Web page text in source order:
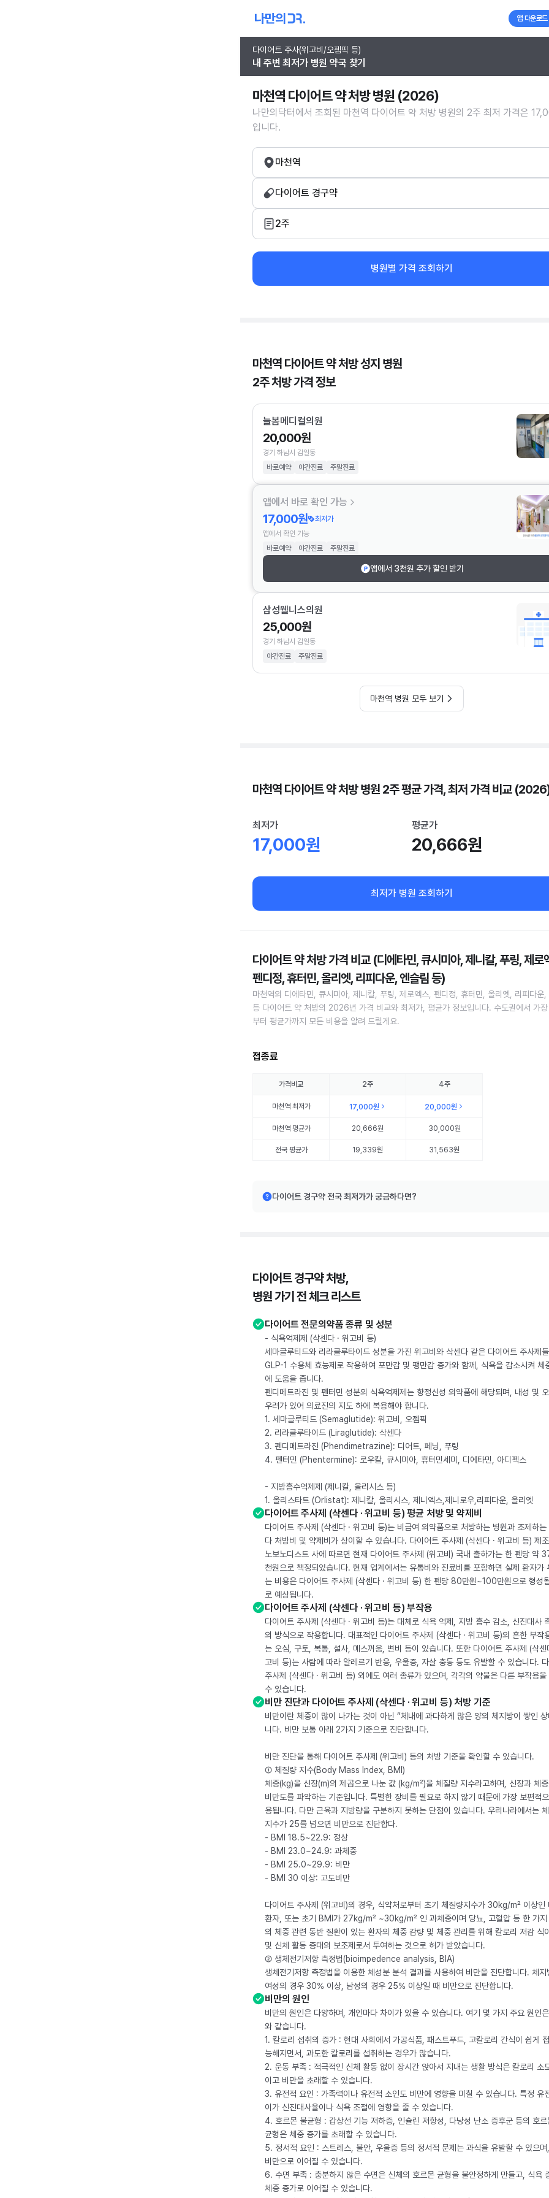
앱 다운로드
다이어트 주사(위고비/오젬픽 등)
내 주변 최저가 병원 약국 찾기
마천역 다이어트 약 처방 병원 (2026)
나만의닥터에서 조회된 마천역 다이어트 약 처방 병원의 2주 최저 가격은
입니다.
마천역
다이어트 경구약
2주
병원별 가격 조회하기
마천역 다이어트 약 처방 성지 병원
2주 처방 가격 정보
늘봄메디컬의원
20,000원
경기 하남시 감일동
바로예약
야간진료 주말진료
앱에서 바로 확인 가능
17,000원
최저가
앱에서 확인 가능
바로예약
야간진료 주말진료
앱에서 3천원 추가 할인 받기
삼성웰니스의원
25,000원
경기 하남시 감일동
야간진료
주말진료
마천역 병원 모두 보기
마천역 다이어트 약 처방 병원 2주 평균 가격, 최저 가격 비교
최저가
17,000원
평균가
20,666원
최저가 병원 조회하기
다이어트 약 처방 가격 비교 (디에타민, 큐시미아, 제니칼, 푸링, 제로
펜디정, 휴터민, 올리엣, 리피다운, 엔슬림 등)
마천역의 디에타민, 큐시미아, 제니칼, 푸링, 제로엑스, 펜디정, 휴터민, 올리엣, 리피다운,
등 다이어트 약 처방의 2026년 가격 비교와 최저가, 평균가 정보입니다. 수도권에서 가
부터 평균가까지 모든 비용을 알려 드릴게요.
접종료
가격비교 2주 4주
마천역최저가 17,000원 20,000원
마천역평균가 20,666원 30,000원
전국 평균가 19,339원 31,563원
다이어트 경구약 전국 최저가가 궁금하다면?
다이어트 경구약 처방,
병원 가기 전 체크 리스트
다이어트 전문의약품 종류 및 성분
- 식욕억제제 (삭센다 · 위고비 등)
세마글루티드와 리라클루타이드 성분을 가진 위고비와 삭센다 같은 다이어트 주사제
GLP-1 수용체 효능제로 작용하여 포만감 및 팽만감 증가와 함께, 식욕을 감소시켜 체
에 도움을 줍니다.
펜디메트라진 및 펜터민 성분의 식욕억제제는 향정신성 의약품에 해당되며, 내성 및
우려가 있어 의료진의 지도 하에 복용해야 합니다.
1. 세마글루티드 (Semaglutide): 위고비, 오젬픽
2. 리라클루타이드 (Liraglutide): 삭센다
3. 펜디메트라진 (Phendimetrazine): 디어트, 페닝, 푸링
4. 펜터민 (Phentermine): 로우칼, 큐시미아, 휴터민세미, 디에타민, 아디펙스
- 지방흡수억제제 (제니칼, 올리시스 등)
1. 올리스타트 (Orlistat): 제니칼, 올리시스, 제니엑스,제니로우,리피다운, 올리엣
다이어트 주사제 (삭센다 · 위고비 등) 평균 처방 및 약제비
다이어트 주사제 (삭센다 · 위고비 등)는 비급여 의약품으로 처방하는 병원과 조제하는
다 처방비 및 약제비가 상이할 수 있습니다. 다이어트 주사제 (삭센다 · 위고비 등) 제
노보노디스트 사에 따르면 현재 다이어트 주사제 (위고비) 국내 출하가는 한 펜당 약
천원으로 책정되었습니다. 현재 업계에서는 유통비와 진료비를 포함하면 실제 환자가
는 비용은 다이어트 주사제 (삭센다 · 위고비 등) 한 펜당 80만원~100만원으로 형성
로 예상됩니다.
다이어트 주사제 (삭센다 · 위고비 등) 부작용
다이어트 주사제 (삭센다 · 위고비 등)는 대체로 식욕 억제, 지방 흡수 감소, 신진대사
의 방식으로 작용합니다. 대표적인 다이어트 주사제 (삭센다 · 위고비 등)의 흔한 부작
는 오심, 구토, 복통, 설사, 메스꺼움, 변비 등이 있습니다. 또한 다이어트 주사제 (삭센
고비 등)는 사람에 따라 알레르기 반응, 우울증, 자살 충동 등도 유발할 수 있습니다.
주사제 (삭센다 · 위고비 등) 외에도 여러 종류가 있으며, 각각의 약물은 다른 부작용을
수 있습니다.
비만 진단과 다이어트 주사제 (삭센다 · 위고비 등) 처방 기준
비만이란 체중이 많이 나가는 것이 아닌 “체내에 과다하게 많은 양의 체지방이 쌓인
니다. 비만 보통 아래 2가지 기준으로 진단합니다.
비만 진단을 통해 다이어트 주사제 (위고비) 등의 처방 기준을 확인할 수 있습니다.
① 체질량 지수(Body Mass Index, BMI)
체중(kg)을 신장(m)의 제곱으로 나눈 값 (kg/m²)을 체질량 지수라고하며, 신장과 체
비만도를 파악하는 기준입니다. 특별한 장비를 필요로 하지 않기 때문에 가장 보편적
용됩니다. 다만 근육과 지방량을 구분하지 못하는 단점이 있습니다. 우리나라에서는
지수가 25를 넘으면 비만으로 진단합다.
- BMI 18.5~22.9: 정상
- BMI 23.0~24.9: 과체중
- BMI 25.0~29.9: 비만
- BMI 30 이상: 고도비만
다이어트 주사제 (위고비)의 경우, 식약처로부터 초기 체질량지수가 30kg/m² 이상인
환자, 또는 초기 BMI가 27kg/m² ~30kg/m² 인 과체중이며 당뇨, 고혈압 등 한 가지
의 체중 관련 동반 질환이 있는 환자의 체중 감량 및 체중 관리를 위해 칼로리 저감 식
및 신체 활동 증대의 보조제로서 투여하는 것으로 허가 받았습니다.
② 생체전기저항 측정법(bioimpedence analysis, BIA)
생체전기저항 측정법을 이용한 체성분 분석 결과를 사용하여 비만을 진단합니다. 체지
여성의 경우 30% 이상, 남성의 경우 25% 이상일 때 비만으로 진단합니다.
비만의 원인
비만의 원인은 다양하며, 개인마다 차이가 있을 수 있습니다. 여기 몇 가지 주요 원인
와 같습니다.
1. 칼로리 섭취의 증가 : 현대 사회에서 가공식품, 패스트푸드, 고칼로리 간식이 쉽게
능해지면서, 과도한 칼로리를 섭취하는 경우가 많습니다.
2. 운동 부족 : 적극적인 신체 활동 없이 장시간 앉아서 지내는 생활 방식은 칼로리 소
이고 비만을 초래할 수 있습니다.
3. 유전적 요인 : 가족력이나 유전적 소인도 비만에 영향을 미칠 수 있습니다. 특정 유
이가 신진대사율이나 식욕 조절에 영향을 줄 수 있습니다.
4. 호르몬 불균형 : 갑상선 기능 저하증, 인슐린 저항성, 다낭성 난소 증후군 등의 호르
균형은 체중 증가를 초래할 수 있습니다.
5. 정서적 요인 : 스트레스, 불안, 우울증 등의 정서적 문제는 과식을 유발할 수 있으
비만으로 이어질 수 있습니다.
6. 수면 부족 : 충분하지 않은 수면은 신체의 호르몬 균형을 불안정하게 만들고, 식욕
체중 증가로 이어질 수 있습니다.